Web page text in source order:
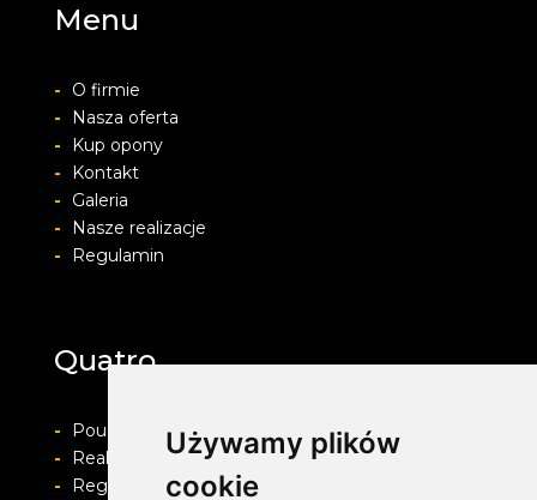
Używamy plików
cookie
Menu
-
O firmie
-
Nasza oferta
-
Kup opony
-
Kontakt
-
Galeria
-
Nasze realizacje
-
Regulamin
Quatro
-
Pouczenie o prawie do odstapienia od umowy
-
Realizacja zamówienia i formy płatności
-
Regulamin i Polityka prywatności